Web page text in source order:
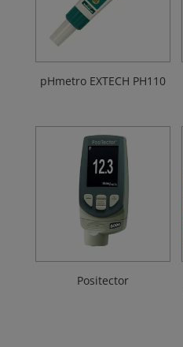
pHmetro EXTECH PH110
Positector